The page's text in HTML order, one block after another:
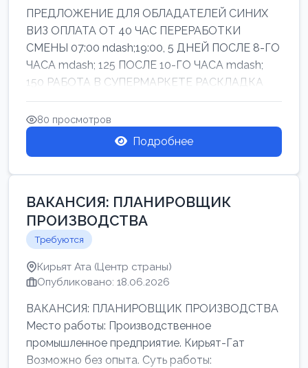
ПРЕДЛОЖЕНИЕ ДЛЯ ОБЛАДАТЕЛЕЙ СИНИХ
ВИЗ ОПЛАТА ОТ 40 ЧАС ПЕРЕРАБОТКИ
СМЕНЫ 07:00 ndash;19:00, 5 ДНЕЙ ПОСЛЕ 8-ГО
ЧАСА mdash; 125 ПОСЛЕ 10-ГО ЧАСА mdash;
150 РАБОТА В СУПЕРМАРКЕТЕ РАСКЛАДКА
ТОВАРОВ НЕ ТЯЖ...
80 просмотров
Подробнее
ВАКАНСИЯ: ПЛАНИРОВЩИК
ПРОИЗВОДСТВА
Требуются
Кирьят Ата (Центр страны)
Опубликовано: 18.06.2026
ВАКАНСИЯ: ПЛАНИРОВЩИК ПРОИЗВОДСТВА
Место работы: Производственное
промышленное предприятие. Кирьят-Гат
Возможно без опыта. Суть работы: